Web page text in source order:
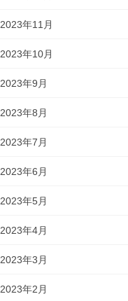
2023年11月
2023年10月
2023年9月
2023年8月
2023年7月
2023年6月
2023年5月
2023年4月
2023年3月
2023年2月